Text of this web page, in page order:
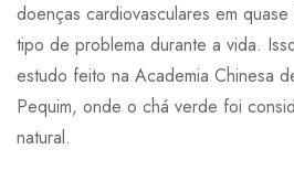
doenças cardiovasculares em
tipo de problema durante a vida.
estudo feito na Academia Chinesa
Pequim, onde o chá verde foi
natural.